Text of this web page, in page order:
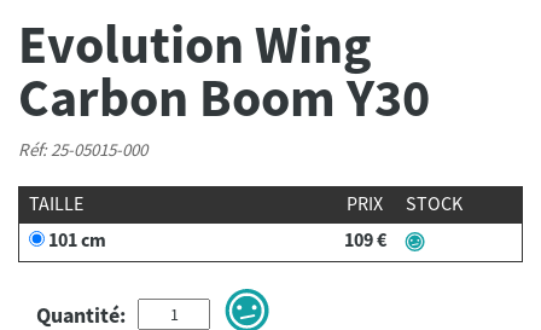
Evolution Wing
Carbon Boom Y30
Réf: 25-05015-000
TAILLE PRIX
STOCK
101 cm
109 €
Quantité: